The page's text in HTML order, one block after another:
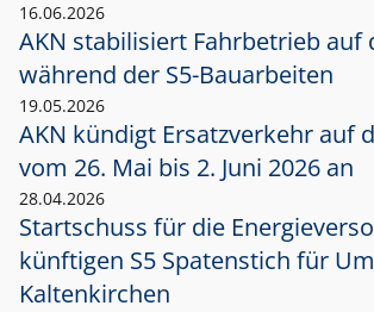
16.06.2026
AKN stabilisiert Fahrbetrieb auf
während der S5-Bauarbeiten
19.05.2026
AKN kündigt Ersatzverkehr auf
vom 26. Mai bis 2. Juni 2026 an
28.04.2026
Startschuss für die
künftigen S5 Spatenstich für
Kaltenkirchen